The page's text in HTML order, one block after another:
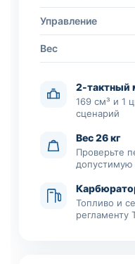
Управление
Вес
2-тактный
169 см³ и 1
сценарий
Вес 26 кг
Проверьте
допустимую
Топливо и
регламенту